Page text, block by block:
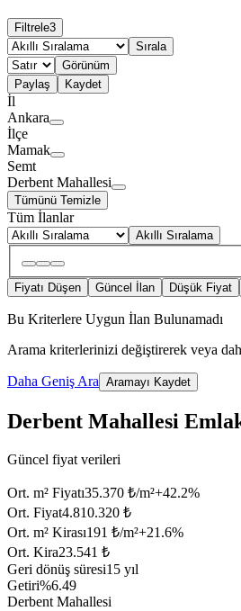
Filtrele3
Sırala
Görünüm
Paylaş
Kaydet
İl
Ankara
İlçe
Mamak
Semt
Derbent Mahallesi
Tümünü Temizle
Tüm İlanlar
Akıllı Sıralama
Fiyatı Düşen Güncel İlan Düşük Fiyat
Bu Kriterlere Uygun İlan Bulunamadı
Arama kriterlerinizi değiştirerek veya
Daha Geniş Ara Aramayı Kaydet
Derbent Mahallesi
Güncel fiyat verileri
Ort. m² Fiyatı35.370 ₺/m²+42.2%
Ort. Fiyat4.810.320 ₺
Ort. m² Kirası191 ₺/m²+21.6%
Ort. Kira23.541 ₺
Geri dönüş süresi15 yıl
Getiri%6.49
Derbent Mahallesi